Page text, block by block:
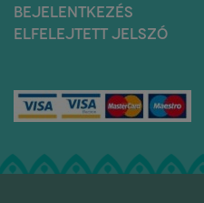
BEJELENTKEZÉS
ELFELEJTETT JELSZÓ